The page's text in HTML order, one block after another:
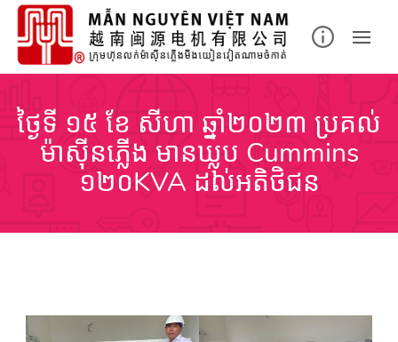
Skip
content
ថ្ងៃទី ១៥ ខែ សីហា ឆ្នាំ២០២៣ ប្រគល់
ម៉ាស៊ីនភ្លើង មានឃ្លុប Cummins
១២០KVA ដល់អតិថិជន